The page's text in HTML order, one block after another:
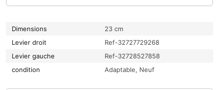
Dimensions
23 cm
Levier droit
Ref-32727729268
Levier gauche
Ref-32728527858
condition
Adaptable, Neuf